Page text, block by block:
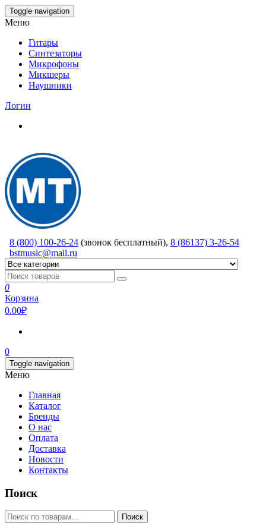
Skip
to
content
Toggle navigation
Меню
Гитары
Синтезаторы
Микрофоны
Микшеры
Наушники
Логин
8 (800) 100-26-24 (звонок бесплатный), 8 (86137) 3-26-54
bstmusic@mail.ru
0
Корзина
0.00₽
0
Toggle navigation
Меню
Главная
Каталог
Бренды
О нас
Оплата
Доставка
Новости
Контакты
Поиск
Искать: Поиск